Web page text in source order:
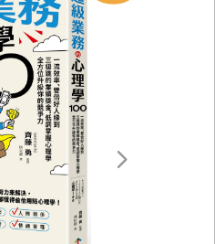
）與《鐵路大亨》（Railroad
迎的系列，以及可惜沒碰上伯樂
Bach）與《模擬高爾夫球
外我認為，即便是虎頭蛇尾的
要走過錯路，才會知道該朝哪
我一些東西，也各自有令我懊
都承先啟後。
時間順序，檢視我這輩子製作
創作一直到無人知曉的作品全